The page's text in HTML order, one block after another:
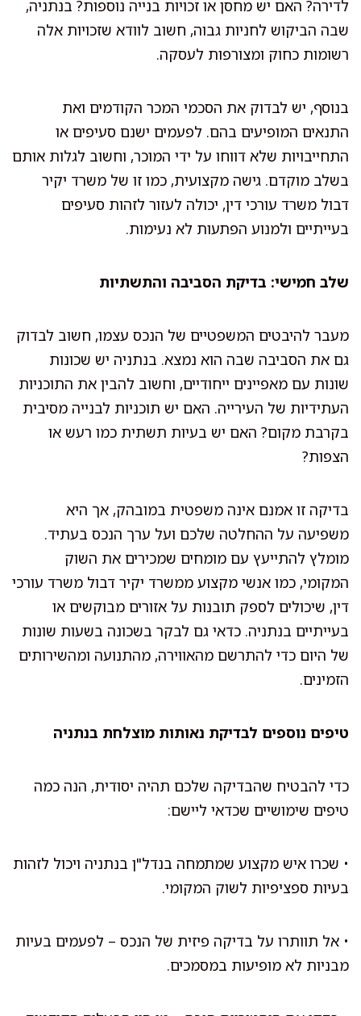
לדירה? האם יש מחסן או זכויות בנייה נוספות? בנתניה,
שבה הביקוש לחניות גבוה, חשוב לוודא שזכויות אלה
רשומות כחוק ומצורפות לעסקה.
בנוסף, יש לבדוק את הסכמי המכר הקודמים ואת
התנאים המופיעים בהם. לפעמים ישנם סעיפים או
התחייבויות שלא דווחו על ידי המוכר, וחשוב לגלות אותם
בשלב מוקדם. גישה מקצועית, כמו זו של משרד יקיר
דבול משרד עורכי דין, יכולה לעזור לזהות סעיפים
בעייתיים ולמנוע הפתעות לא נעימות.
שלב חמישי: בדיקת הסביבה והתשתיות
מעבר להיבטים המשפטיים של הנכס עצמו, חשוב לבדוק
גם את הסביבה שבה הוא נמצא. בנתניה יש שכונות
שונות עם מאפיינים ייחודיים, וחשוב להבין את התוכניות
העתידיות של העירייה. האם יש תוכניות לבנייה מסיבית
בקרבת מקום? האם יש בעיות תשתית כמו רעש או
הצפות?
בדיקה זו אמנם אינה משפטית במובהק, אך היא
משפיעה על ההחלטה שלכם ועל ערך הנכס בעתיד.
מומלץ להתייעץ עם מומחים שמכירים את השוק
המקומי, כמו אנשי מקצוע ממשרד יקיר דבול משרד עורכי
דין, שיכולים לספק תובנות על אזורים מבוקשים או
בעייתיים בנתניה. כדאי גם לבקר בשכונה בשעות שונות
של היום כדי להתרשם מהאווירה, מהתנועה ומהשירותים
הזמינים.
טיפים נוספים לבדיקת נאותות מוצלחת בנתניה
כדי להבטיח שהבדיקה שלכם תהיה יסודית, הנה כמה
טיפים שימושיים שכדאי ליישם:
• שכרו איש מקצוע שמתמחה בנדל"ן בנתניה ויכול לזהות
בעיות ספציפיות לשוק המקומי.
• אל תוותרו על בדיקה פיזית של הנכס – לפעמים בעיות
מבניות לא מופיעות במסמכים.